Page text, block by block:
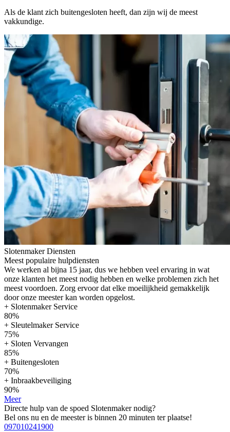
Als de klant zich buitengesloten heeft, dan zijn wij de meest
vakkundige.
Slotenmaker Diensten
Meest populaire hulpdiensten
We werken al bijna 15 jaar, dus we hebben veel ervaring in wat
onze klanten het meest nodig hebben en welke problemen zich het
meest voordoen. Zorg ervoor dat elke moeilijkheid gemakkelijk
door onze meester kan worden opgelost.
+ Slotenmaker Service
80%
+ Sleutelmaker Service
75%
+ Sloten Vervangen
85%
+ Buitengesloten
70%
+ Inbraakbeveiliging
90%
Meer
Directe hulp van de spoed Slotenmaker nodig?
Bel ons nu en de meester is binnen 20 minuten ter plaatse!
097010241900